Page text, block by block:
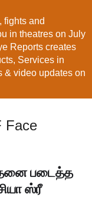
fights and
in theatres on July
Reports creates
Services in
& video updates on
Face
படைத்த
ஸ்ரீ